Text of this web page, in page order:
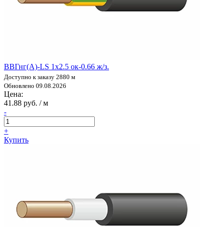
ВВГнг(А)-LS 1х2.5 ок-0.66 ж/з.
Доступно к заказу 2880 м
Обновлено 09.08.2026
Цена:
41.88 руб. / м
-
+
Купить